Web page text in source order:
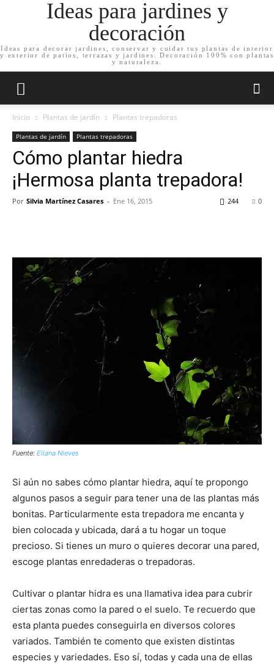
Ideas para jardines y
decoración
Ideas para decorar jardines, conservar y cuidar tus plantas de interior
y exterior de patios, terrazas y jardines. Decoración 100% con plantas
y naturaleza.
Inicio Plantas de jardín Plantas trepadoras
Plantas de jardín Plantas trepadoras
Cómo plantar hiedra
¡Hermosa planta trepadora!
Por Silvia Martínez Casares - Ene 16, 2015 0
244
Fuente: Eliana Nieves
Si aún no sabes cómo plantar hiedra, aquí te propongo
algunos pasos a seguir para tener una de las plantas más
bonitas. Particularmente esta trepadora me encanta y
bien colocada y ubicada, dará a tu hogar un toque
precioso. Si tienes un muro o quieres decorar una pared,
escoge plantas enredaderas o trepadoras.
Cultivar o plantar hidra es una llamativa idea para cubrir
ciertas zonas como la pared o el suelo. Te recuerdo que
esta planta puedes conseguirla en diversos colores
variados. También te comento que existen distintas
especies y variedades. Eso sí, todas y cada una de ellas